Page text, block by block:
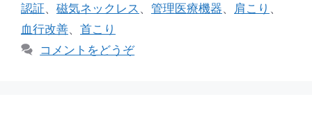
認証、 磁気ネックレス 、 管理医療機器、 肩こり 、
血行改善、 首こり
コメントをどうぞ